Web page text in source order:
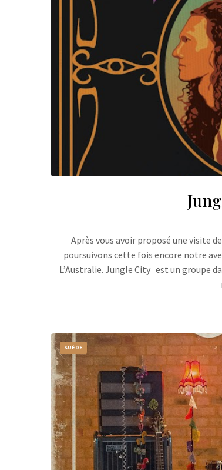
Après vous avoir proposé une visite
poursuivons cette fois encore notre
L’Australie. Jungle City est un groupe
SUÈDE